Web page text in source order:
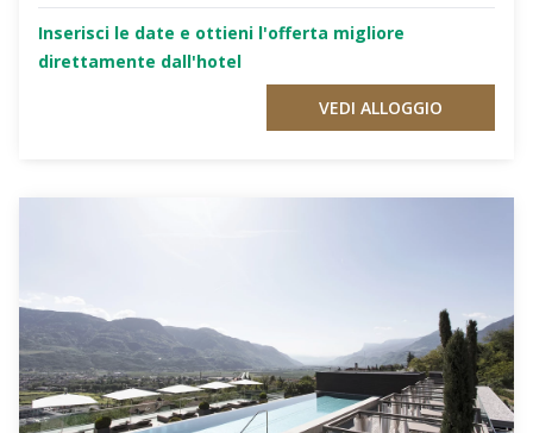
Inserisci le date e ottieni l'offerta migliore
direttamente dall'hotel
VEDI ALLOGGIO